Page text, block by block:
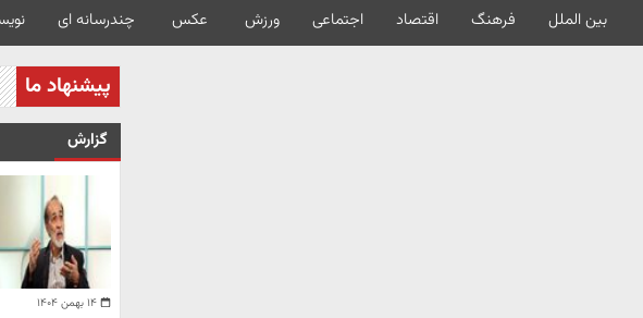
بین الملل فرهنگ اقتصاد اجتماعی ورزش عکس چندرسانه ای
پیشنهاد ما
گزارش
۱۴ بهمن ۱۴۰۴